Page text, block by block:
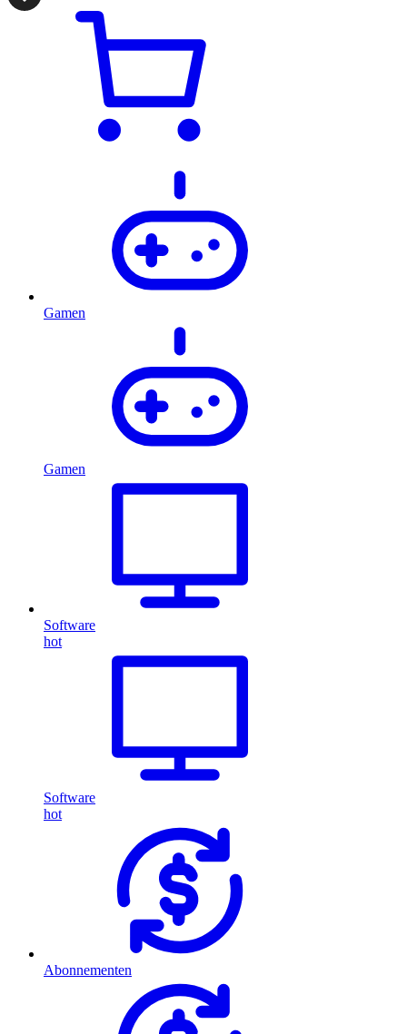
Gamen
Gamen
Software
hot
Software
hot
Abonnementen